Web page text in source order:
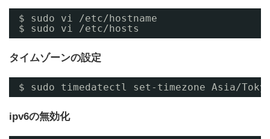
$ sudo vi /etc/hostname
$ sudo vi /etc/hosts
タイムゾーンの設定
$ sudo timedatectl set-timezone Asia/
ipv6の無効化